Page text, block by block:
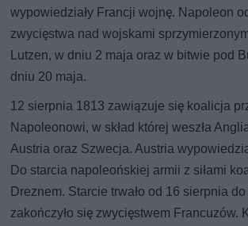
wypowiedziały Francji wojnę. Napoleon
zwycięstwa nad wojskami
Lutzen, w dniu 2 maja oraz w bitwie pod
dniu 20 maja.
12 sierpnia 1813 zawiązuje się koalicja
Napoleonowi, w skład której weszła
Austria oraz Szwecja. Austria
Do starcia napoleońskiej armii z siłami
Dreznem. Starcie trwało od 16 sierpnia
zakończyło się zwycięstwem Francuzów.